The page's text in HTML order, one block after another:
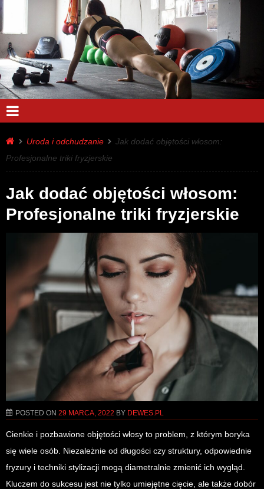
Uroda i odchudzanie
Jak dodać objętości włosom:
Profesjonalne triki fryzjerskie
Jak dodać objętości włosom:
Profesjonalne triki fryzjerskie
POSTED ON 29 MARCA, 2022 BY DEWES.PL
Cienkie i pozbawione objętości włosy to problem, z którym boryka
się wiele osób. Niezależnie od długości czy struktury, odpowiednie
fryzury i techniki stylizacji mogą diametralnie zmienić ich wygląd.
Kluczem do sukcesu jest nie tylko umiejętne cięcie, ale także dobór